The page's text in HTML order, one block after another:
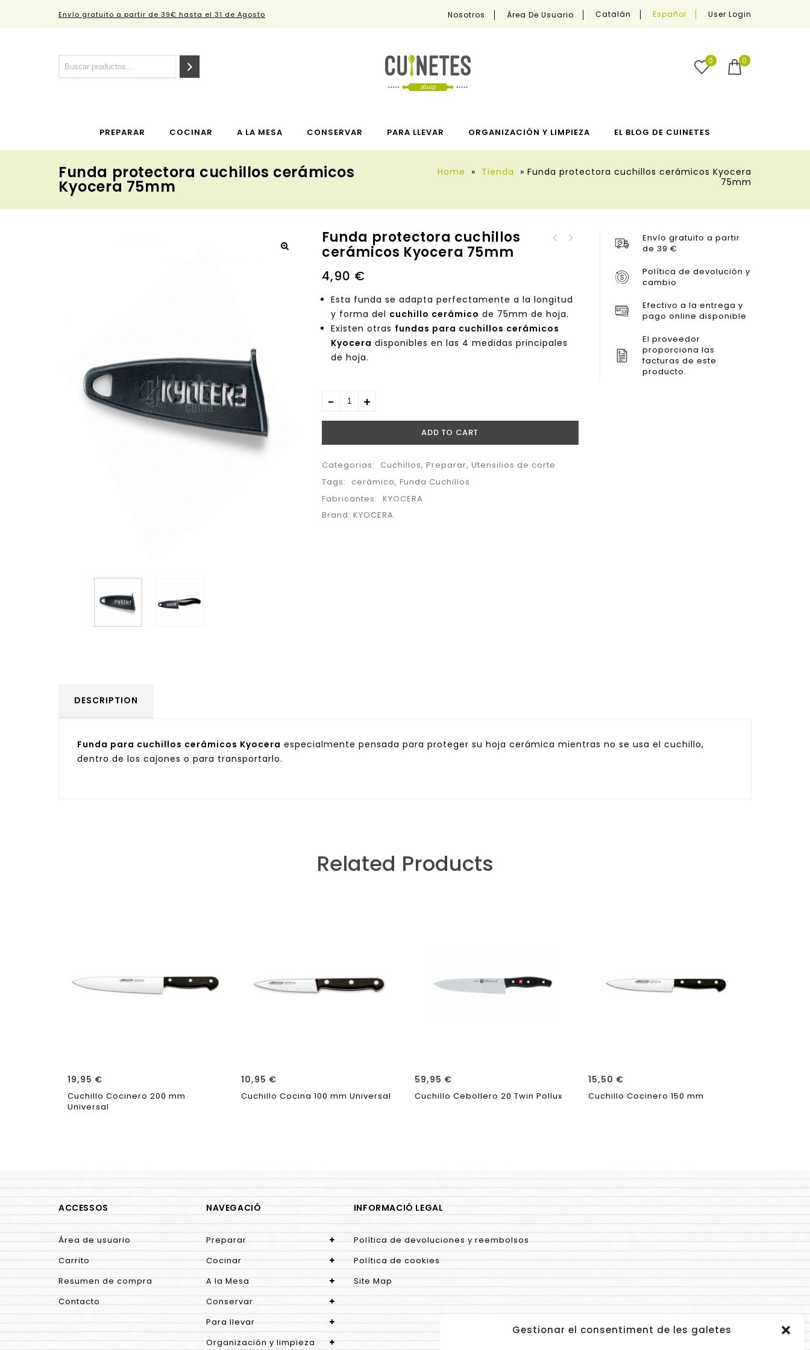
Gestionar el consentiment de les galetes
Envío gratuito a partir de 39€ hasta el 31 de Agosto Nosotros Área De Usuario Catalán Español User Login
0
0
PREPARAR COCINAR A LA MESA CONSERVAR PARA LLEVAR ORGANIZACIÓN Y LIMPIEZA EL BLOG DE CUINETES
Funda protectora cuchillos cerámicos
Kyocera 75mm
Home » Tienda » Funda protectora cuchillos cerámicos Kyocera
75mm
Funda protectora cuchillos
cerámicos Kyocera 75mm
4,90 €
Esta funda se adapta perfectamente a la longitud
y forma del cuchillo cerámico de 75mm de hoja.
Existen otras fundas para cuchillos cerámicos
Kyocera disponibles en las 4 medidas principales
de hoja.
ADD TO CART
Categorias: Cuchillos, Preparar, Utensilios de corte
Tags:
cerámico, Funda Cuchillos
Fabricantes: KYOCERA
Brand: KYOCERA
Envío gratuito a partir
de 39 €
Política de devolución y
cambio
Efectivo a la entrega y
pago online disponible
El proveedor
proporciona las
facturas de este
producto.
DESCRIPTION
Funda para cuchillos cerámicos Kyocera especialmente pensada para proteger su hoja cerámica mientras no se usa el cuchillo,
dentro de los cajones o para transportarlo.
Related Products
19,95 €
Cuchillo Cocinero 200 mm
Universal
10,95 €
Cuchillo Cocina 100 mm Universal
59,95 €
Cuchillo Cebollero 20 Twin Pollux
15,50 €
Cuchillo Cocinero 150 mm
ACCESSOS
Área de usuario
Carrito
Resumen de compra
Contacto
NAVEGACIÓ
Preparar
Cocinar
A la Mesa
Conservar
Para llevar
Organización y limpieza
INFORMACIÓ LEGAL
Política de devoluciones y reembolsos
Política de cookies
Site Map